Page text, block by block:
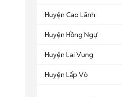
Huyện Cao Lãnh
Huyện Hồng Ngự
Huyện Lai Vung
Huyện Lấp Vò